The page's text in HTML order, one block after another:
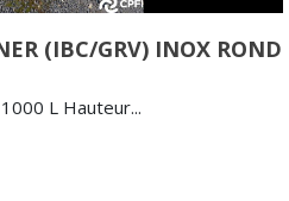
(IBC/GRV) INOX ROND
L Hauteur...